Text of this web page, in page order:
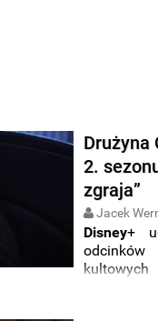
Drużyna
2.
zgraja”
Jacek
Disney+
odcinków
kultowych